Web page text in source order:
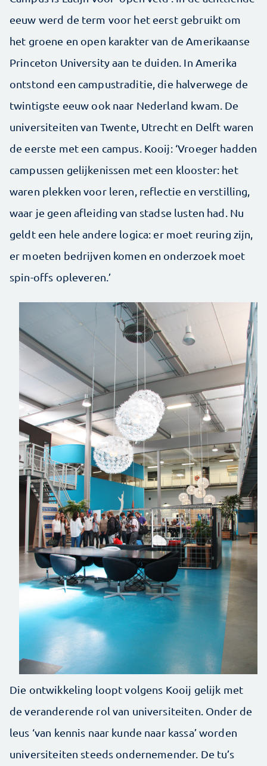
eeuw werd de term voor het eerst gebruikt om
het groene en open karakter van de Amerikaanse
Princeton University aan te duiden. In Amerika
ontstond een campustraditie, die halverwege de
twintigste eeuw ook naar Nederland kwam. De
universiteiten van Twente, Utrecht en Delft waren
de eerste met een campus. Kooij: ‘Vroeger hadden
campussen gelijkenissen met een klooster: het
waren plekken voor leren, reflectie en verstilling,
waar je geen afleiding van stadse lusten had. Nu
geldt een hele andere logica: er moet reuring zijn,
er moeten bedrijven komen en onderzoek moet
spin-offs opleveren.’
Die ontwikkeling loopt volgens Kooij gelijk met
de veranderende rol van universiteiten. Onder de
leus ‘van kennis naar kunde naar kassa’ worden
universiteiten steeds ondernemender. De tu’s